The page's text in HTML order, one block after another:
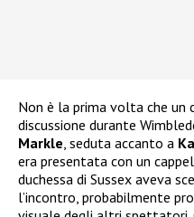
Non è la prima volta che
discussione durante
Markle , seduta accanto a
era presentata con un
duchessa di Sussex aveva
l’incontro, probabilmente